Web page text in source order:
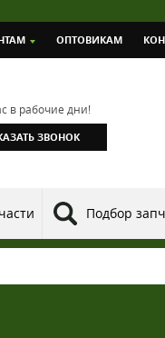
ОПТОВИКАМ
в рабочие дни!
ЗВОНОК
Подбор